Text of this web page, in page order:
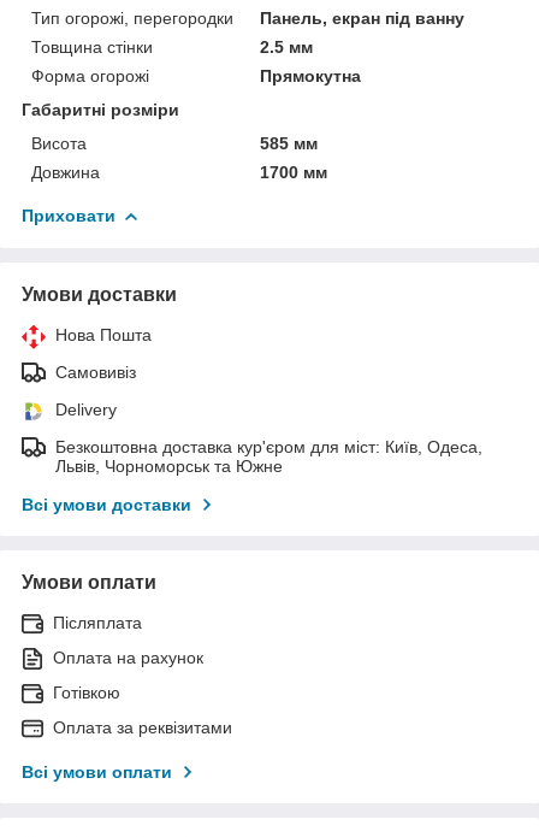
Тип огорожі, перегородки
Панель, екран під ванну
Товщина стінки
2.5 мм
Форма огорожі
Прямокутна
Габаритні розміри
Висота
585 мм
Довжина
1700 мм
Приховати
Умови доставки
Нова Пошта
Самовивіз
Delivery
Безкоштовна доставка кур'єром для міст: Київ, Одеса,
Львів, Чорноморськ та Южне
Всі умови доставки
Умови оплати
Післяплата
Оплата на рахунок
Готівкою
Оплата за реквізитами
Всі умови оплати